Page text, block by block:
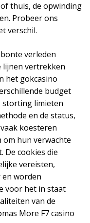
thuis, de opwinding
Probeer ons
verschil.
verleden
lijnen vertrekken
het gokcasino
budget
storting limieten
en de status,
koesteren
hun verwachte
De cookies die
vereisten,
worden
voor het in staat
van de
More F7 casino